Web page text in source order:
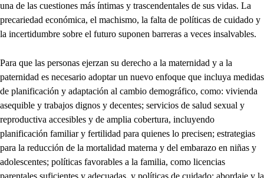
una de las cuestiones más íntimas y trascendentales de sus vidas. La
precariedad económica, el machismo, la falta de políticas de cuidado y
la incertidumbre sobre el futuro suponen barreras a veces insalvables.
Para que las personas ejerzan su derecho a la maternidad y a la
paternidad es necesario adoptar un nuevo enfoque que incluya medidas
de planificación y adaptación al cambio demográfico, como: vivienda
asequible y trabajos dignos y decentes; servicios de salud sexual y
reproductiva accesibles y de amplia cobertura, incluyendo
planificación familiar y fertilidad para quienes lo precisen; estrategias
para la reducción de la mortalidad materna y del embarazo en niñas y
adolescentes; políticas favorables a la familia, como licencias
parentales suficientes y adecuadas, y políticas de cuidado; abordaje y la